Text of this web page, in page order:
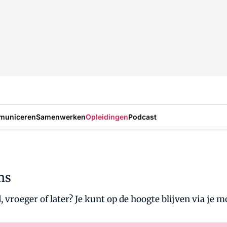
SamenwerkenOpleidingenPodcast
of later? Je kunt op de hoogte blijven via je